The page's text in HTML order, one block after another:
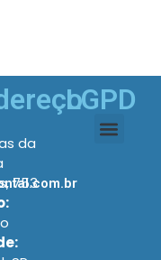
da
753
LGPD